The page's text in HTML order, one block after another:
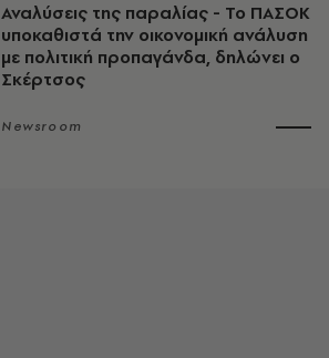
Αναλύσεις της παραλίας - Το ΠΑΣΟΚ
υποκαθιστά την οικονομική ανάλυση
με πολιτική προπαγάνδα, δηλώνει ο
Σκέρτσος
Newsroom